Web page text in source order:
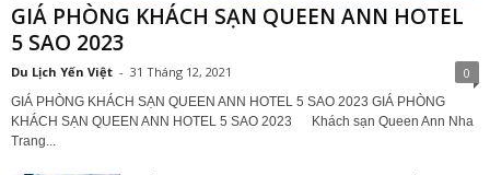
GIÁ PHÒNG KHÁCH SẠN QUEEN ANN HOTEL
5 SAO 2023
Du Lịch Yến Việt - 31 Tháng 12, 2021 0
GIÁ PHÒNG KHÁCH SẠN QUEEN ANN HOTEL 5 SAO 2023 GIÁ PHÒNG
KHÁCH SẠN QUEEN ANN HOTEL 5 SAO 2023 Khách sạn Queen Ann Nha
Trang...